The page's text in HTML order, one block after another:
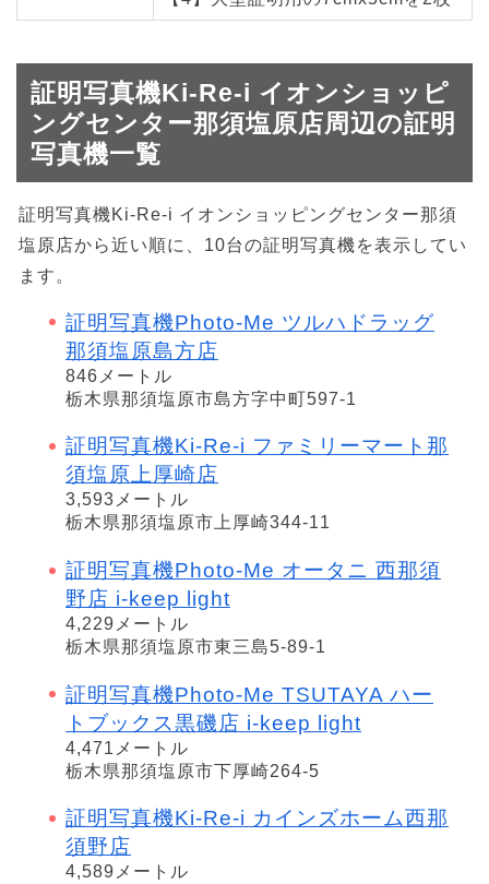
証明写真機Ki-Re-i イオンショッピ
ングセンター那須塩原店周辺の証明
写真機一覧
証明写真機Ki-Re-i イオンショッピングセンター那須
塩原店から近い順に、10台の証明写真機を表示してい
ます。
証明写真機Photo-Me ツルハドラッグ
那須塩原島方店
846メートル
栃木県那須塩原市島方字中町597-1
証明写真機Ki-Re-i ファミリーマート那
須塩原上厚崎店
3,593メートル
栃木県那須塩原市上厚崎344-11
証明写真機Photo-Me オータニ 西那須
野店 i-keep light
4,229メートル
栃木県那須塩原市東三島5-89-1
証明写真機Photo-Me TSUTAYA ハー
トブックス黒磯店 i-keep light
4,471メートル
栃木県那須塩原市下厚崎264-5
証明写真機Ki-Re-i カインズホーム西那
須野店
4,589メートル